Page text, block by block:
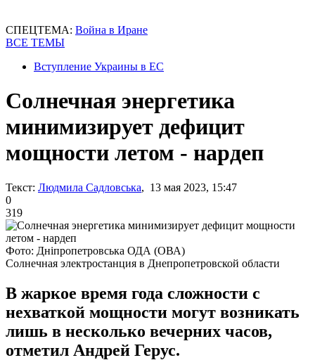
СПЕЦТЕМА: Война в Иране
ВСЕ ТЕМЫ
Вступление Украины в ЕС
Солнечная энергетика
минимизирует дефицит
мощности летом - нардеп
Текст: Людмила Садловська, 13 мая 2023, 15:47
0
319
Фото: Дніпропетровська ОДА (ОВА)
Солнечная электростанция в Днепропетровской области
В жаркое время года сложности с
нехваткой мощности могут возникать
лишь в несколько вечерних часов,
отметил Андрей Герус.